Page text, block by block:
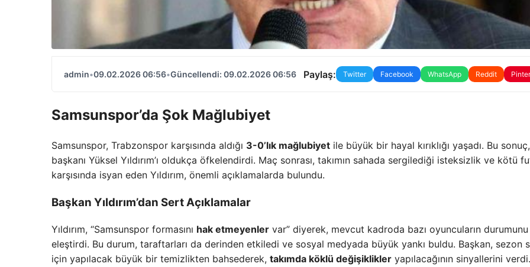
admin•09.02.2026 06:56•Güncellendi: 09.02.2026 06:56 Paylaş: Twitter Facebook WhatsApp Reddit
Samsunspor’da Şok Mağlubiyet
Samsunspor, Trabzonspor karşısında aldığı 3-0’lık mağlubiyet ile büyük bir hayal kırıklığı yaşadı. Bu
başkanı Yüksel Yıldırım’ı oldukça öfkelendirdi. Maç sonrası, takımın sahada sergilediği isteksizlik ve kötü
karşısında isyan eden Yıldırım, önemli açıklamalarda bulundu.
Başkan Yıldırım’dan Sert Açıklamalar
Yıldırım, “Samsunspor formasını hak etmeyenler var” diyerek, mevcut kadroda bazı oyuncuların durumunu
eleştirdi. Bu durum, taraftarları da derinden etkiledi ve sosyal medyada büyük yankı buldu. Başkan, sezon
için yapılacak büyük bir temizlikten bahsederek, takımda köklü değişiklikler yapılacağının sinyallerini verdi.